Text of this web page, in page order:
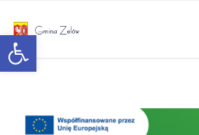
Otwórz pasek narzędzi